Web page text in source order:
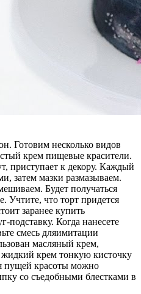
Готовим несколько видов
крем пищевые красители.
приступает к декору. Каждый
затем мазки размазываем.
Будет получаться
Учтите, что торт придется
заранее купить
подставку. Когда нанесете
смесь дляимитации
масляный крем,
крем тонкую кисточку
пущей красоты можно
со съедобными блестками в